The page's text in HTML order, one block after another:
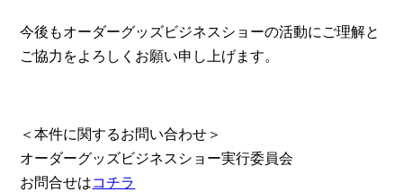
今後もオーダーグッズビジネスショーの活動にご理解と
ご協力をよろしくお願い申し上げます。
＜本件に関するお問い合わせ＞
オーダーグッズビジネスショー実行委員会
お問合せはコチラ